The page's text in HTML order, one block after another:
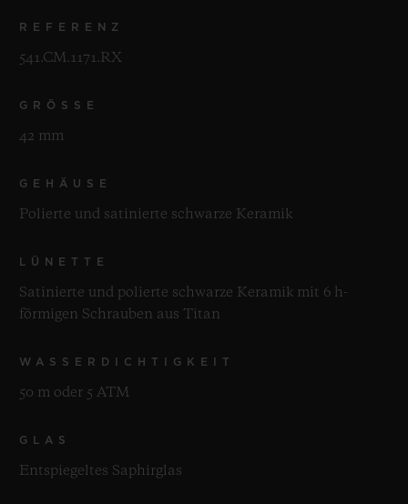
REFERENZ
541.CM.1171.RX
GRÖSSE
42 mm
GEHÄUSE
Polierte und satinierte schwarze Keramik
LÜNETTE
Satinierte und polierte schwarze Keramik mit 6 h-
förmigen Schrauben aus Titan
WASSERDICHTIGKEIT
50 m oder 5 ATM
GLAS
Entspiegeltes Saphirglas